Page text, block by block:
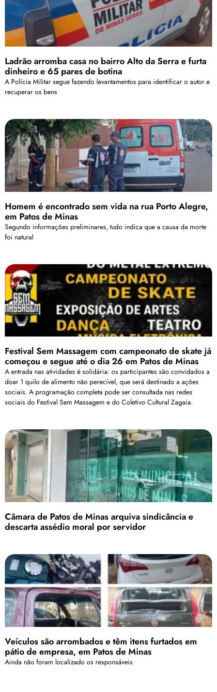
Ladrão arromba casa no bairro Alto da Serra e furta
dinheiro e 65 pares de botina
A Polícia Militar segue fazendo levantamentos para identificar o autor e
recuperar os bens
Homem é encontrado sem vida na rua Porto Alegre,
em Patos de Minas
Segundo informações preliminares, tudo indica que a causa da morte
foi natural
Festival Sem Massagem com campeonato de skate já
começou e segue até o dia 26 em Patos de Minas
A entrada nas atividades é solidária: os participantes são convidados a
doar 1 quilo de alimento não perecível, que será destinado a ações
sociais. A programação completa pode ser consultada nas redes
sociais do Festival Sem Massagem e do Coletivo Cultural Zagaia.
Câmara de Patos de Minas arquiva sindicância e
descarta assédio moral por servidor
Veículos são arrombados e têm itens furtados em
pátio de empresa, em Patos de Minas
Ainda não foram localizado os responsáveis